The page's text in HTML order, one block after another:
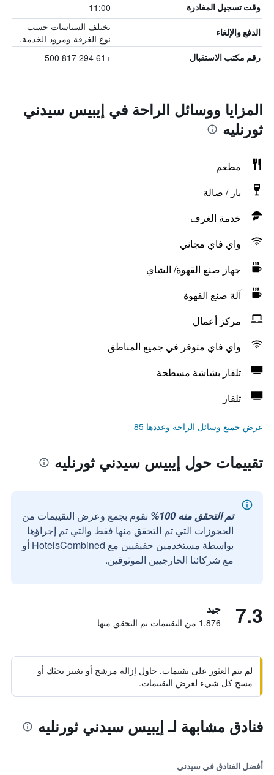
وقت تسجيل المغادرة 11:00
الدفع والإلغاء
تختلف السياسات حسب
نوع الغرفة ومزود الخدمة.
رقم مكتب الاستقبال +61 294 817 500
المزايا ووسائل الراحة في إيبيس سيدني
ثورنليه
مطعم
بار / صالة
خدمة الغرف
واي فاي مجاني
جهاز صنع القهوة/ الشاي
آلة صنع القهوة
مركز أعمال
واي فاي متوفر في جميع المناطق
تلفاز بشاشة مسطحة
تلفاز
عرض جميع وسائل الراحة وعددها 85
تقييمات حول إيبيس سيدني ثورنليه
تم التحقق منه 100%
نقوم بجمع وعرض التقييمات من
الحجوزات التي تم التحقق منها فقط والتي تم إجراؤها
بواسطة مستخدمين حقيقيين مع HotelsCombined أو
مع شركائنا الخارجيين الموثوقين.
7.3 جيد
1,876 من التقييمات تم التحقق منها
لم يتم العثور على تقييمات. حاول إزالة مرشح أو تغيير بحثك أو
مسح كل شيء لعرض التقييمات.
فنادق مشابهة لـ إيبيس سيدني ثورنليه
أفضل الفنادق في سيدني